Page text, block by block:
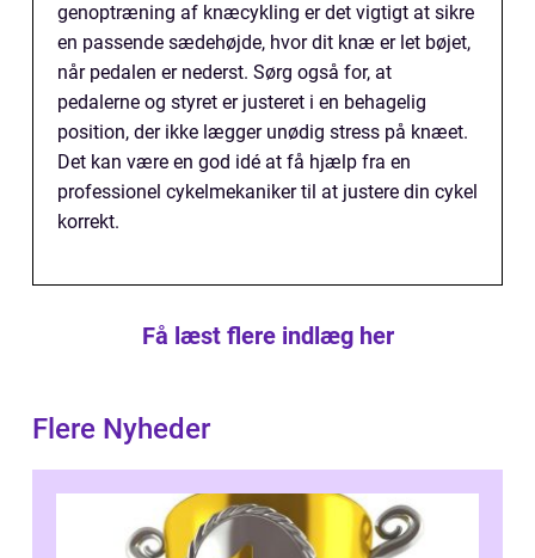
genoptræning af knæcykling er det vigtigt at sikre
en passende sædehøjde, hvor dit knæ er let bøjet,
når pedalen er nederst. Sørg også for, at
pedalerne og styret er justeret i en behagelig
position, der ikke lægger unødig stress på knæet.
Det kan være en god idé at få hjælp fra en
professionel cykelmekaniker til at justere din cykel
korrekt.
Få læst flere indlæg her
Flere Nyheder